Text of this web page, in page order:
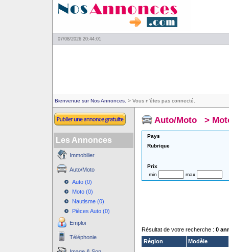
07/08/2026 20:44:01
Bienvenue sur Nos Annonces. > Vous n'êtes pas connecté.
Les Annonces
Immobilier
Auto/Moto
Auto (0)
Moto (0)
Nautisme (0)
Pièces Auto (0)
Emploi
Téléphonie
Auto/Moto >
Pays
Rubrique
Prix
min
max
Résultat de votre recherche : 0
Région
Modèle